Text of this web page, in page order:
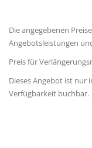
Die angegebenen
Angebotsleistungen
Preis für
Dieses Angebot ist nur
Verfügbarkeit buchbar.